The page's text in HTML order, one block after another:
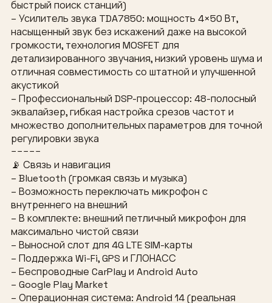
быстрый поиск станций)
– Усилитель звука TDA7850: мощность 4×50 Вт,
насыщенный звук без искажений даже на высокой
громкости, технология MOSFET для
детализированного звучания, низкий уровень шума и
отличная совместимость со штатной и улучшенной
акустикой
– Профессиональный DSP-процессор: 48-полосный
эквалайзер, гибкая настройка срезов частот и
множество дополнительных параметров для точной
регулировки звука
−−−−−
📡 Связь и навигация
– Bluetooth (громкая связь и музыка)
– Возможность переключать микрофон с
внутреннего на внешний
– В комплекте: внешний петличный микрофон для
максимально чистой связи
– Выносной слот для 4G LTE SIM-карты
– Поддержка Wi-Fi, GPS и ГЛОНАСС
– Беспроводные CarPlay и Android Auto
– Google Play Market
– Операционная система: Android 14 (реальная